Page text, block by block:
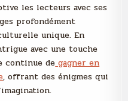
les lecteurs avec ses
profondément
unique. En
avec une touche
continue de gagner en
, offrant des énigmes qui